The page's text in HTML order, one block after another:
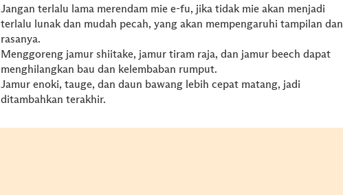
Jangan terlalu lama merendam mie e-fu, jika tidak mie akan menjadi
terlalu lunak dan mudah pecah, yang akan mempengaruhi tampilan dan
rasanya.
Menggoreng jamur shiitake, jamur tiram raja, dan jamur beech dapat
menghilangkan bau dan kelembaban rumput.
Jamur enoki, tauge, dan daun bawang lebih cepat matang, jadi
ditambahkan terakhir.